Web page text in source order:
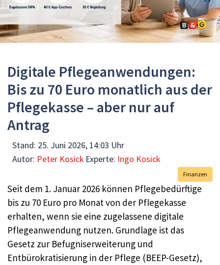
Digitale Pflegeanwendungen:
Bis zu 70 Euro monatlich aus der
Pflegekasse – aber nur auf
Antrag
Stand: 25. Juni 2026, 14:03 Uhr
Autor: Peter Kosick Experte: Ingo Kosick
Finanzen
Seit dem 1. Januar 2026 können Pflegebedürftige
bis zu 70 Euro pro Monat von der Pflegekasse
erhalten, wenn sie eine zugelassene digitale
Pflegeanwendung nutzen. Grundlage ist das
Gesetz zur Befugniserweiterung und
Entbürokratisierung in der Pflege (BEEP-Gesetz),